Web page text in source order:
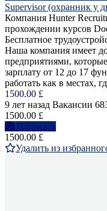
Supervisor (охранник у
Компания Hunter
прохождении курсов
Бесплатное
Наша компания имеет
предприятиями,
зарплату от 12 до 17
работать как в местах,
1500.00 £
9 лет назад Вакансии
1500.00 £
Написать
1500.00 £
Удалить из